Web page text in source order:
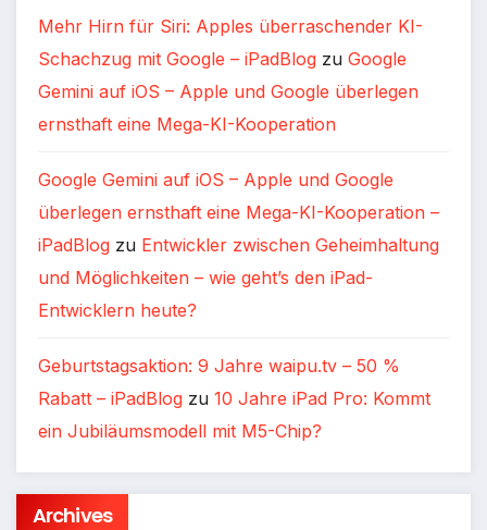
Mehr Hirn für Siri: Apples überraschender KI-
Schachzug mit Google – iPadBlog zu Google
Gemini auf iOS – Apple und Google überlegen
ernsthaft eine Mega-KI-Kooperation
Google Gemini auf iOS – Apple und Google
überlegen ernsthaft eine Mega-KI-Kooperation –
iPadBlog zu Entwickler zwischen Geheimhaltung
und Möglichkeiten – wie geht’s den iPad-
Entwicklern heute?
Geburtstagsaktion: 9 Jahre waipu.tv – 50 %
Rabatt – iPadBlog zu 10 Jahre iPad Pro: Kommt
ein Jubiläumsmodell mit M5-Chip?
Archives